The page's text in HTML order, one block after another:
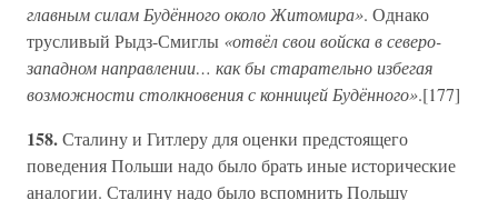
главным силам Будённого около Житомира». Однако
трусливый Рыдз-Смиглы «отвёл свои войска в северо-
западном направлении… как бы старательно избегая
возможности столкновения с конницей Будённого».[177]
158.Сталину и Гитлеру для оценки предстоящего
поведения Польши надо было брать иные исторические
аналогии. Сталину надо было вспомнить Польшу